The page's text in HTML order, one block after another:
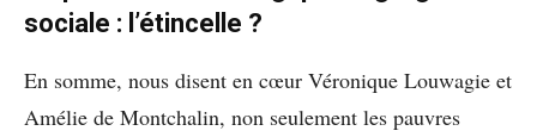
sociale : l’étincelle ?
En somme, nous disent en cœur Véronique Louwagie et
Amélie de Montchalin, non seulement les pauvres